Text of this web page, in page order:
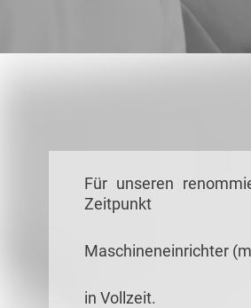
Für unseren
Zeitpunkt
Maschineneinrichter
in Vollzeit.